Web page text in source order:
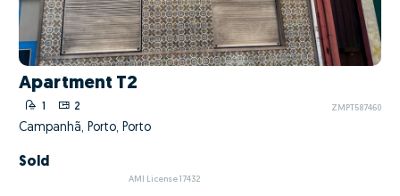
Apartment T2
2 ZMPT587460
Campanhã, Porto, Porto
Sold
AMI License 17432